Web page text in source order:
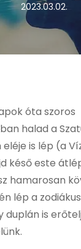
2023.03.02.
óta szoros
halad a
is lép (a
késő este
hamarosan
lép a
duplán is